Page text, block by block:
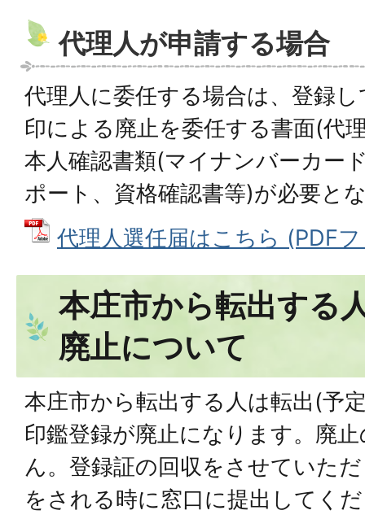
代理人が申請する場合
代理人に委任する場合は、登録
印による廃止を委任する書面(代
本人確認書類(マイナンバーカー
ポート、資格確認書等)が必要と
代理人選任届はこちら (PDF
本庄市から転出する
廃止について
本庄市から転出する人は転出(予
印鑑登録が廃止になります。廃
ん。登録証の回収をさせていた
をされる時に窓口に提出してく